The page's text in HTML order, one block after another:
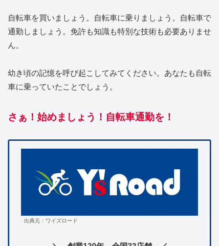
自転車を買いましょう。自転車に乗りましょう。自転車で
通勤しましょう。免許も知識も特別な技術も必要ありませ
ん。
幼き頃の記憶を呼び起こしてみてください。あなたも自転
車に乗っていたことでしょう。
さぁ！始めましょう！自転車通勤を！
出典元：ワイズロード